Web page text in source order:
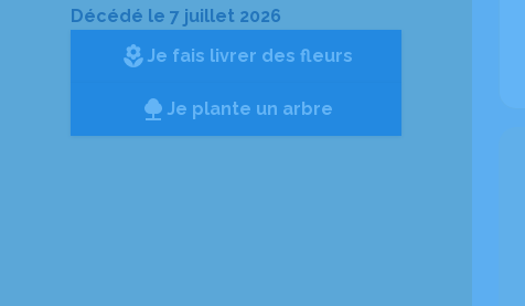
Décédé le 7 juillet 2026
local_florist Je fais livrer des fleurs
Je plante un arbre